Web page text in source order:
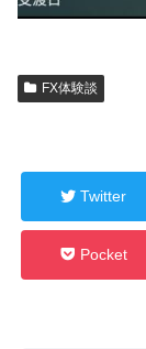
FX体験談
Twitter
Pocket